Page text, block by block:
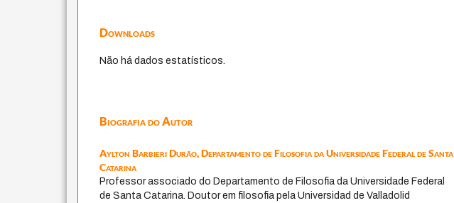
Downloads
Não há dados estatísticos.
Biografia do Autor
Aylton Barbieri Durão,Departamento de Filosofia da Universidade Federal de Santa
Catarina
Professor associado do Departamento de Filosofia da Universidade Federal
de Santa Catarina. Doutor em filosofia pela Universidad de Valladolid